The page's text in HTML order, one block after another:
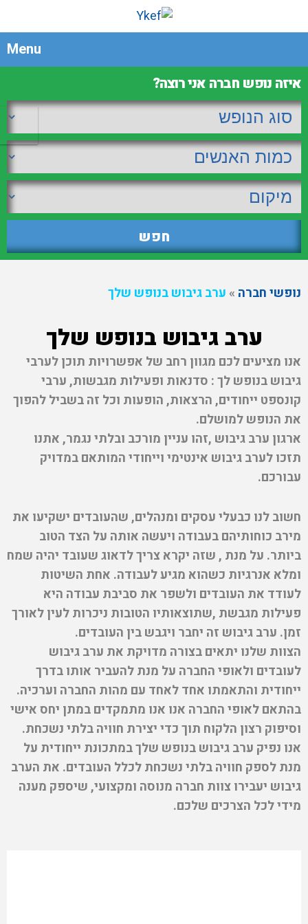
Menu
איזה נופש חברה אני רוצה?
נופשי חברה »ערב גיבוש בנופש שלך
ערב גיבוש בנופש שלך
אנו מציעים לכם מגוון רחב של אפשרויות תוכן לערבי
גיבוש בנופש לך : סדנאות ופעילות מגבשות, ערבי
קונספט ייחודים, הרצאות, הופעות וכל זה בשביל להפוך
את הנופש למושלם.
ארגון ערב גיבוש ,זהו עניין מורכב ובלתי נגמר, אתנו
תזכו לערב גיבוש אינטימי וייחודי המותאם במדויק
עבורכם.
חשוב לנו כבעלי עסקים ומנהלים, שהעובדים ישקיעו את
מירב כוחותיהם בעבודה ויעשה אותה על הצד הטוב
ביותר. על מנת , שזה יקרא צריך לדאוג שעובד יהיה שמח
ומלא אנרגיות כשהוא מגיע לעבודה. אחת השיטות
לעודד את העובדים ולשפר את סביבת עבודה היא
פעילות מגבשת ,שתוצאותיו הטובות ניכרות לעין לאורך
זמן. ערב גיבוש זה יחבר ויגבש בין העובדים.
הצוות שלנו יתאים בצורה מדויקת את ערב גיבוש
לעובדים ולאופי החברה על מנת להעביר אותו בדרך
ייחודית והתאמתו אחד לאחד עם מהות החברה וערכיה.
בהתאם לאופי החברה אנו אנו מתמקדים במתן יחס אישי
וסיפוק רצון הלקוח תוך כדי יצירת חוויה בלתי נשכחת.
אנו נפיק ערב גיבוש בנופש שלך במתכונת ייחודית על
מנת לספק חוויה בלתי נשכחת לכלל העובדים. את הערב
גיבוש יעבירו צוות חברה מנוסה ומקצועי, שיספק מענה
מידי לכל הצרכים שלכם.